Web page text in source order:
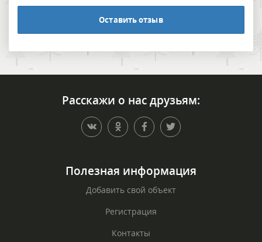
Оставить отзыв
Расскажи о нас друзьям:
Полезная информация
Добавить свой объект
Регистрация
Контакты